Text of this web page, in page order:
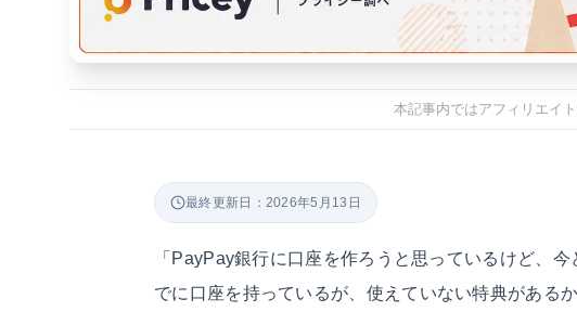
本記事内ではアフィリエイ
最終更新日：2026年5月13日
「PayPay銀行に口座を作ろうと思っているけど、
でに口座を持っているが、使えていない特典がある